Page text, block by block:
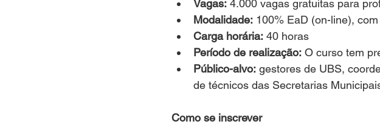
Vagas: 4.000 vagas gratuitas para
Modalidade: 100% EaD (on-line),
Carga horária: 40 horas
Período de realização: O curso tem
Público-alvo: gestores de UBS,
de técnicos das Secretarias
Como se inscrever